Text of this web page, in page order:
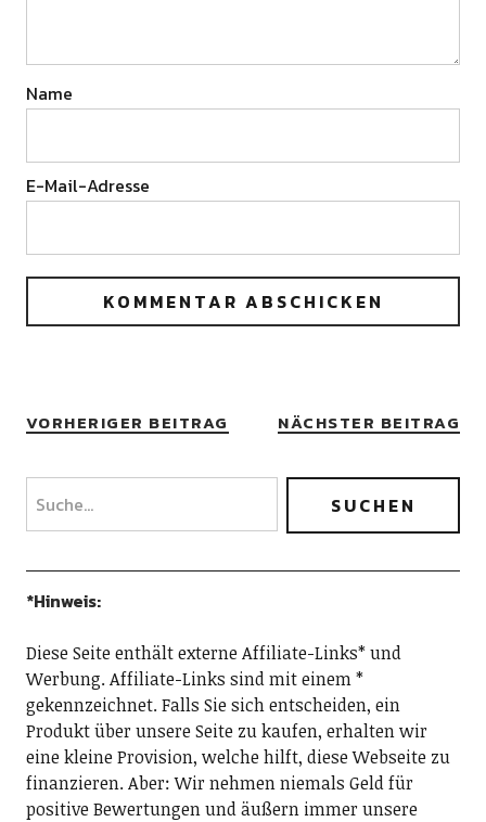
Name
E-Mail-Adresse
VORHERIGER BEITRAG NÄCHSTER BEITRAG
*Hinweis:
Diese Seite enthält externe Affiliate-Links* und
Werbung. Affiliate-Links sind mit einem *
gekennzeichnet. Falls Sie sich entscheiden, ein
Produkt über unsere Seite zu kaufen, erhalten wir
eine kleine Provision, welche hilft, diese Webseite zu
finanzieren. Aber: Wir nehmen niemals Geld für
positive Bewertungen und äußern immer unsere